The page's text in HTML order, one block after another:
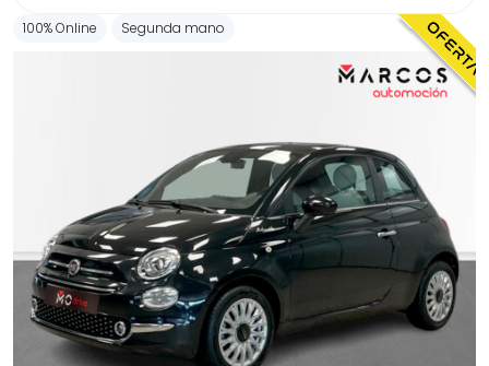
100% Online Segunda mano